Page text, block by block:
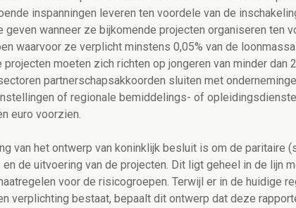
inspanningen leveren ten voordele van de
geven wanneer ze bijkomende projecten organiseren ten
waarvoor ze verplicht minstens 0,05% van de
projecten moeten zich richten op jongeren van minder dan
partnerschapsakkoorden sluiten met
of regionale bemiddelings- of
euro voorzien.
van het ontwerp van koninklijk besluit is om de paritaire
de uitvoering van de projecten. Dit ligt geheel in de lijn
voor de risicogroepen. Terwijl er in de huidige
verplichting bestaat, bepaalt dit ontwerp dat deze